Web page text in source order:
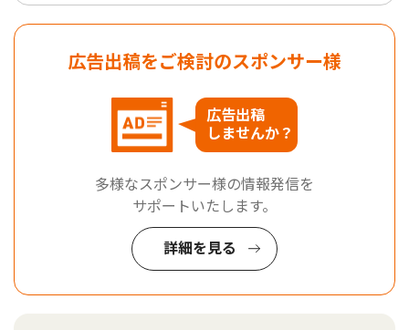
広告出稿をご検討のスポンサー様
広告出稿
しませんか？
多様なスポンサー様の情報発信を
サポートいたします。
詳細を見る